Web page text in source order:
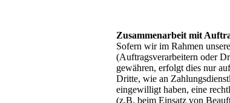
Zusammenarbeit mit
Sofern wir im Rahmen
(Auftragsverarbeitern oder
gewähren, erfolgt dies nur
Dritte, wie an
eingewilligt haben, eine
(z.B. beim Einsatz von